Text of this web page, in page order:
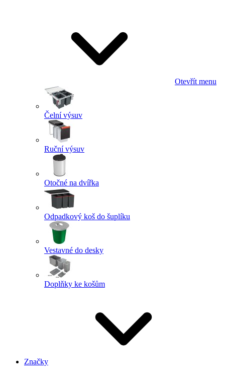
Otevřít menu
Čelní výsuv
Ruční výsuv
Otočné na dvířka
Odpadkový koš do šuplíku
Vestavné do desky
Doplňky ke košům
Značky